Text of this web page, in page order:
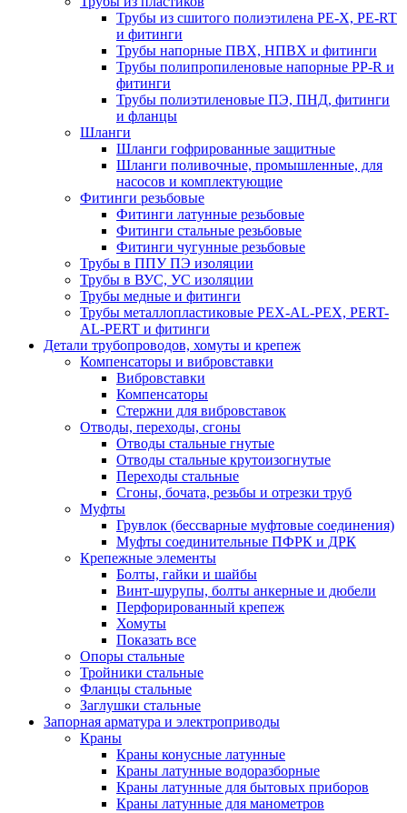
Трубы из сшитого полиэтилена PE-X, PE-RT
и фитинги
Трубы напорные ПВХ, НПВХ и фитинги
Трубы полипропиленовые напорные PP-R и
фитинги
Трубы полиэтиленовые ПЭ, ПНД, фитинги
и фланцы
Шланги
Шланги гофрированные защитные
Шланги поливочные, промышленные, для
насосов и комплектующие
Фитинги резьбовые
Фитинги латунные резьбовые
Фитинги стальные резьбовые
Фитинги чугунные резьбовые
Трубы в ППУ ПЭ изоляции
Трубы в ВУС, УС изоляции
Трубы медные и фитинги
Трубы металлопластиковые PEX-AL-PEX, PERT-
AL-PERT и фитинги
Детали трубопроводов, хомуты и крепеж
Компенсаторы и вибровставки
Вибровставки
Компенсаторы
Стержни для вибровставок
Отводы, переходы, сгоны
Отводы стальные гнутые
Отводы стальные крутоизогнутые
Переходы стальные
Сгоны, бочата, резьбы и отрезки труб
Муфты
Грувлок (бессварные муфтовые соединения)
Муфты соединительные ПФРК и ДРК
Крепежные элементы
Болты, гайки и шайбы
Винт-шурупы, болты анкерные и дюбели
Перфорированный крепеж
Хомуты
Показать все
Опоры стальные
Тройники стальные
Фланцы стальные
Заглушки стальные
Запорная арматура и электроприводы
Краны
Краны конусные латунные
Краны латунные водоразборные
Краны латунные для бытовых приборов
Краны латунные для манометров